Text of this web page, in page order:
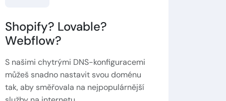
Shopify? Lovable?
Webflow?
S našimi chytrými DNS-konfiguracemi
můžeš snadno nastavit svou doménu
tak, aby směřovala na nejpopulárnější